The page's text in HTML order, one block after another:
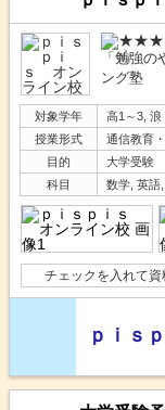
「勉強
ング塾
対象学年
高1～3, 浪
授業形式
通信教育
目的
大学受験
科目
数学, 英語
チェックを入れて資
ｐｉｓ